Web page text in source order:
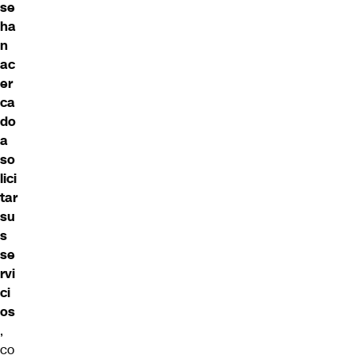
se
ha
n
ac
er
ca
do
a
so
lici
tar
su
s
se
rvi
ci
os
,
co